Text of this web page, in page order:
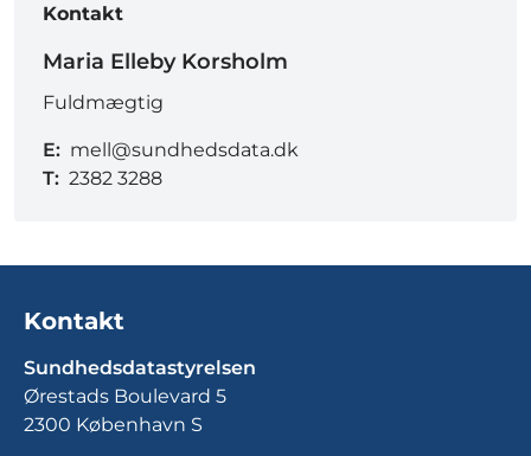
Kontakt
Maria Elleby Korsholm
Fuldmægtig
E: mell@sundhedsdata.dk
T: 2382 3288
Kontakt
Sundhedsdatastyrelsen
Ørestads Boulevard 5
2300 København S